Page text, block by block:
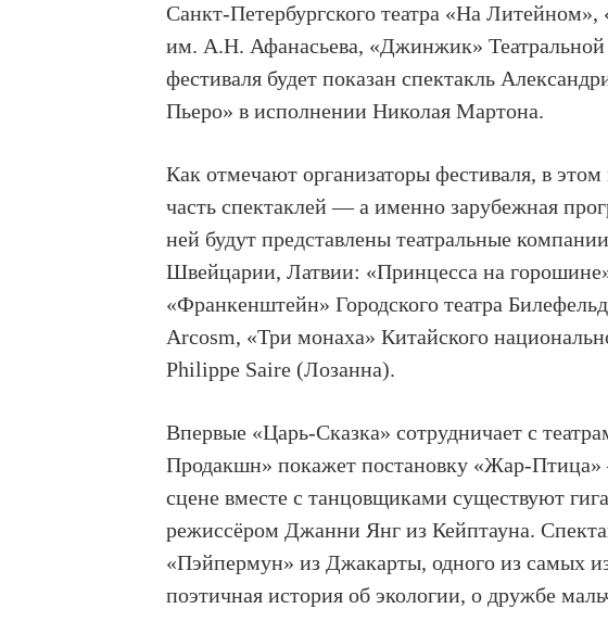
Санкт-Петербургского театра «На
им. А.Н. Афанасьева, «Джинжик»
фестиваля будет показан спектакль
Пьеро» в исполнении Николая Мартона.
Как отмечают организаторы фестиваля, в
часть спектаклей — а именно зарубежная
ней будут представлены театральные
Швейцарии, Латвии: «Принцесса на горошине»
«Франкенштейн» Городского театра
Arcosm, «Три монаха» Китайского
Philippe Saire (Лозанна).
Впервые «Царь-Сказка» сотрудничает с
Продакшн» покажет постановку «Жар-
сцене вместе с танцовщиками существуют
режиссёром Джанни Янг из Кейптауна.
«Пэйпермун» из Джакарты, одного из самых
поэтичная история об экологии, о дружбе